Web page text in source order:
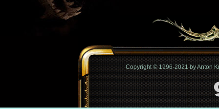
Copyright © 1996-2021 by Anton